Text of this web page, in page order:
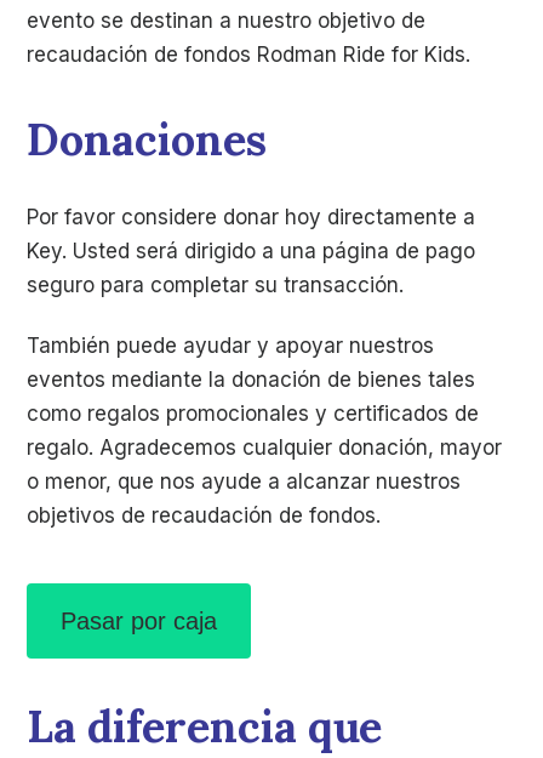
evento se destinan a nuestro objetivo de
recaudación de fondos Rodman Ride for Kids.
Donaciones
Por favor considere donar hoy directamente a
Key. Usted será dirigido a una página de pago
seguro para completar su transacción.
También puede ayudar y apoyar nuestros
eventos mediante la donación de bienes tales
como regalos promocionales y certificados de
regalo. Agradecemos cualquier donación, mayor
o menor, que nos ayude a alcanzar nuestros
objetivos de recaudación de fondos.
Pasar por caja
La diferencia que